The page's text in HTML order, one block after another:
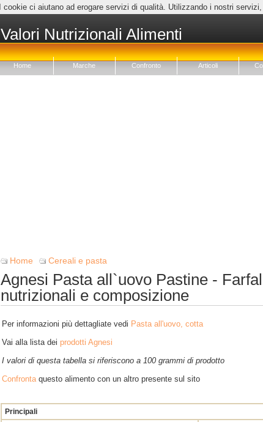
I cookie ci aiutano ad erogare servizi di qualità. Utilizzando i nostri
Valori Nutrizionali Alimenti
Home Marche Confronto Articoli
Home Cereali e pasta
Agnesi Pasta all`uovo Pastine -
nutrizionali e composizione
Per informazioni più dettagliate vedi Pasta all'uovo, cotta
Vai alla lista dei prodotti Agnesi
I valori di questa tabella si riferiscono a 100 grammi di prodotto
Confrontaquesto alimento con un altro presente sul sito
Principali